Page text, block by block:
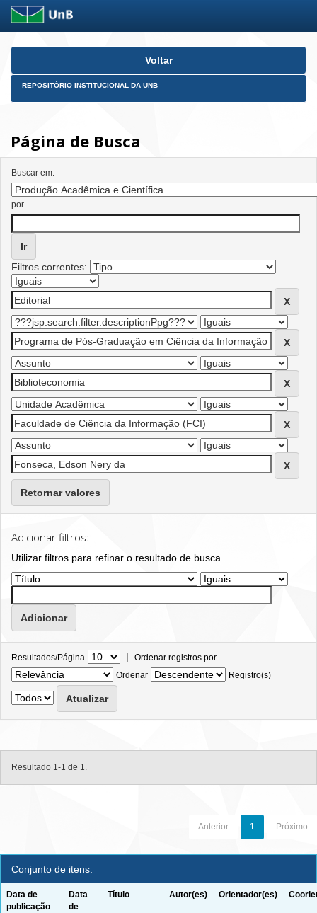
Skip
Voltar
REPOSITÓRIO INSTITUCIONAL DA UNB
Página de Busca
Buscar em:
por
Filtros correntes:
Retornar valores
Adicionar filtros:
Utilizar filtros para refinar o resultado de busca.
Resultados/Página | Ordenar registros por
Ordenar
Registro(s)
Resultado 1-1 de 1.
Anterior 1 Próximo
Conjunto de itens:
Data de
publicação
Data
de
Título Autor(es) Orientador(es)